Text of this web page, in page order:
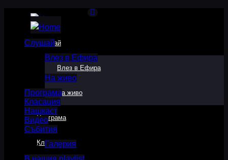
Слушай
Влез в Ефира
На живо
Програма
Класация
Нашкаст
Видео
Събития
Галерия
Слушай
Влез в Ефира
На живо
Програма
Класация